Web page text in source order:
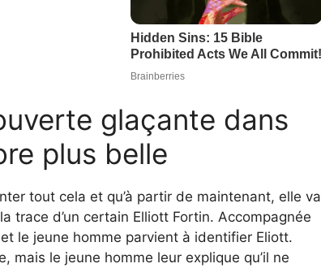
glaçante dans
plus belle
tout cela et qu’à partir de maintenant, elle va
trace d’un certain Elliott Fortin. Accompagnée
le jeune homme parvient à identifier Eliott.
mais le jeune homme leur explique qu’il ne